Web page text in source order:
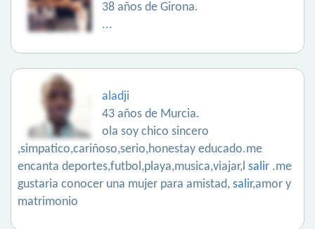
38 años de Girona.
...
aladji
43 años de Murcia.
ola soy chico sincero
,simpatico,cariñoso,serio,honestay educado.me
encanta deportes,futbol,playa,musica,viajar,l salir .me
gustaria conocer una mujer para amistad, salir,amor y
matrimonio